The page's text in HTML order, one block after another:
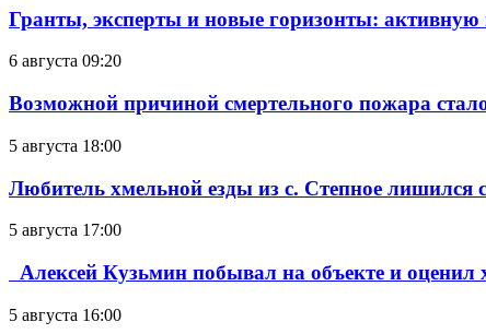
Гранты, эксперты и новые горизонты:
6 августа 09:20
Возможной причиной смертельного пожара
5 августа 18:00
Любитель хмельной езды из с. Степное лишился
5 августа 17:00
Алексей Кузьмин побывал на объекте и оценил
5 августа 16:00